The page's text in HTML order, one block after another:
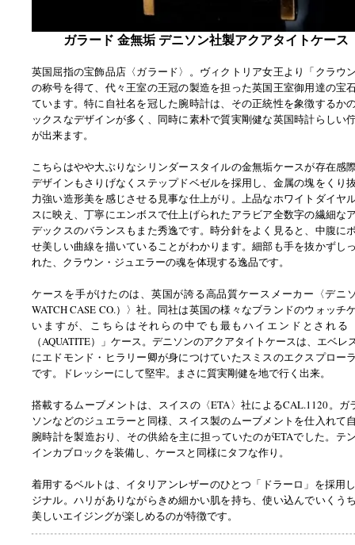
ガラード 金無垢 デニソン社製アクアタイトケー
英国屈指の宝飾品店〈ガラード〉。ヴィクトリア女王より「クラウ
の称号を得て、代々王室の王冠の製造を担った英国王室御用達の宝
ています。特に自社名を冠した腕時計は、その正統性を象徴するか
ックスなデザインが多く、同時に素朴で質実剛健な英国時計らしい
が出来ます。
こちらはやや大ぶりなシリンダースタイルの金無垢ケースが存在感
デザインもさりげなくステップドベゼルを採用し、金属の塊をくり
力強い造形美を感じさせる見事な仕上がり。上品なホワイトダイヤ
スに映え、丁寧にエンボスで仕上げられたアラビア全数字の繊細な
デックスのバランスもまた秀逸です。時分針をよく見ると、中腹に
せ美しい曲線を描いていることがわかります。細部も手を抜かずし
れた、クラウン・ジュエラーの魂を体現する逸品です。
ケースを手がけたのは、英国が誇る高品質ケースメーカー〈デニ
WATCH CASE CO.）〉社。同社は英国の様々なブランドのウォッチ
いますが、こちらはそれらの中でも最もハイエンドとされる
（AQUATITE）」ケース。デニソンのアクアタイトケースは、エベレ
にエドモンド・ヒラリー卿が身につけていたスミスのエクスプロー
です。ドレッシーにして堅牢。まさに質実剛健を地で行く出来。
搭載するムーブメントは、スイスの〈ETA〉社によるCAL.1120。ガ
ソンなどのジュエラーと同様、スイス製のムーブメントを仕入れて
腕時計を製造おり、その供給を主に担っていたのがETAでした。テ
インカブロックを装備し、ケースと同様にタフな作り。
着用するベルトは、イタリアンレザーのひとつ「ドラーロ」を採用
ジナル。ハリがありながらきめ細かい肌を持ち、使い込んでいくう
美しいエイジングが楽しめるのが特徴です。